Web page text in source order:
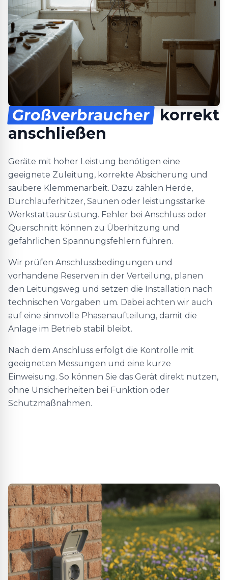
Großverbraucher korrekt
anschließen
Geräte mit hoher Leistung benötigen eine
geeignete Zuleitung, korrekte Absicherung und
saubere Klemmenarbeit. Dazu zählen Herde,
Durchlauferhitzer, Saunen oder leistungsstarke
Werkstattausrüstung. Fehler bei Anschluss oder
Querschnitt können zu Überhitzung und
gefährlichen Spannungsfehlern führen.
Wir prüfen Anschlussbedingungen und
vorhandene Reserven in der Verteilung, planen
den Leitungsweg und setzen die Installation nach
technischen Vorgaben um. Dabei achten wir auch
auf eine sinnvolle Phasenaufteilung, damit die
Anlage im Betrieb stabil bleibt.
Nach dem Anschluss erfolgt die Kontrolle mit
geeigneten Messungen und eine kurze
Einweisung. So können Sie das Gerät direkt nutzen,
ohne Unsicherheiten bei Funktion oder
Schutzmaßnahmen.